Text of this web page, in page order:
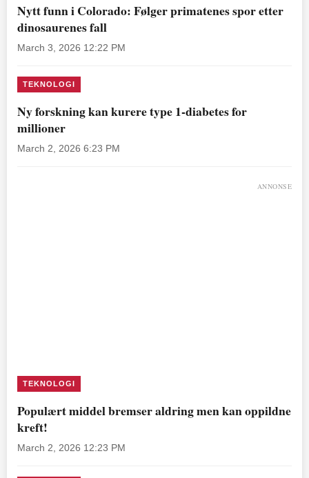
Nytt funn i Colorado: Følger primatenes spor etter
dinosaurenes fall
March 3, 2026 12:22 PM
TEKNOLOGI
Ny forskning kan kurere type 1-diabetes for
millioner
March 2, 2026 6:23 PM
ANNONSE
TEKNOLOGI
Populært middel bremser aldring men kan oppildne
kreft!
March 2, 2026 12:23 PM